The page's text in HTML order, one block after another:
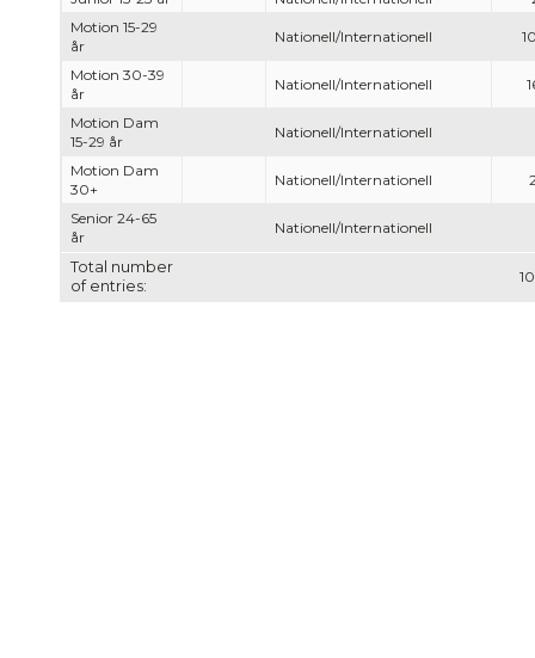
Total number
of entries:
Motion 15-29
år
Nationell/Internationell
Motion 30-39
år
Nationell/Internationell
Motion Dam
15-29 år
Nationell/Internationell
Motion Dam
30+
Nationell/Internationell
Senior 24-65
år
Nationell/Internationell